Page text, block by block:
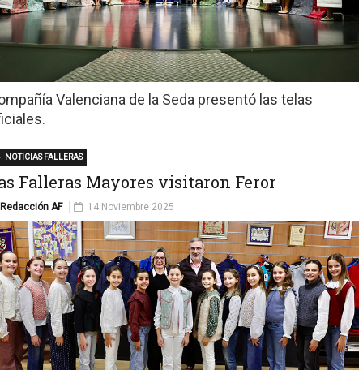
Valenciana de la Seda presentó las telas
Falleras Mayores visitaron Feror
Redacción AF
NOTICIAS FALLERAS
14 Noviembre 2025